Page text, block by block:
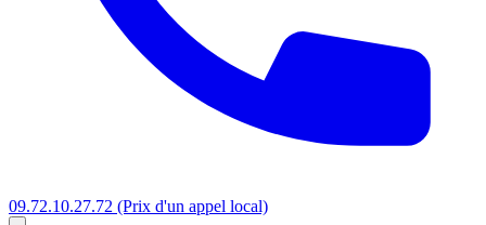
09.72.10.27.72 (Prix d'un appel local)